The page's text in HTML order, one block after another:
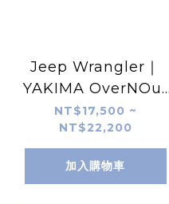
Jeep Wrangler｜
YAKIMA OverNOut
270 XL 車邊帳 實車
安裝｜unrv.台灣專業
安裝
NT$17,500 ~
NT$22,200
加入購物車